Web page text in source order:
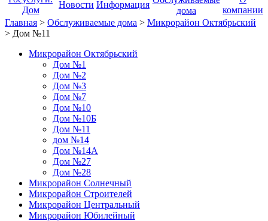
Дом
Новости Информация
дома
компании
Главная > Обслуживаемые дома > Микрорайон Октябрьский
> Дом №11
Микрорайон Октябрьский
Дом №1
Дом №2
Дом №3
Дом №7
Дом №10
Дом №10Б
Дом №11
дом №14
Дом №14А
Дом №27
Дом №28
Микрорайон Солнечный
Микрорайон Строителей
Микрорайон Центральный
Микрорайон Юбилейный